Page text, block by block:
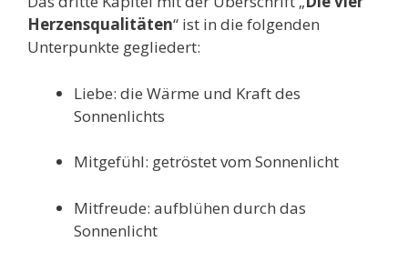
Herzensqualitäten“ ist in die folgenden
Unterpunkte gegliedert:
Liebe: die Wärme und Kraft des
Sonnenlichts
Mitgefühl: getröstet vom Sonnenlicht
Mitfreude: aufblühen durch das
Sonnenlicht